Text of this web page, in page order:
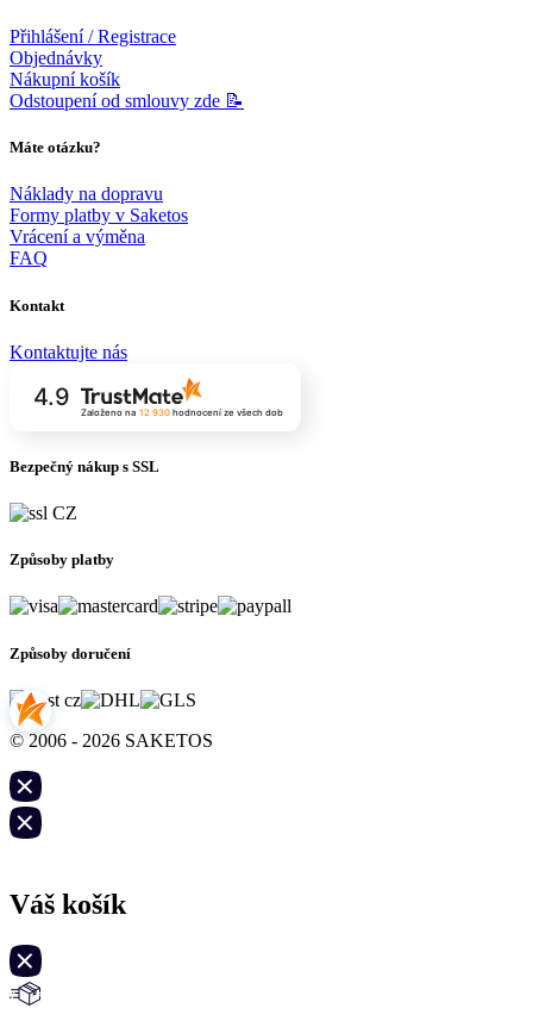
Přihlášení / Registrace
Objednávky
Nákupní košík
Odstoupení od smlouvy zde 📝
Máte otázku?
Náklady na dopravu
Formy platby v Saketos
Vrácení a výměna
FAQ
Kontakt
Kontaktujte nás
4.9
Založeno na 12 930hodnocení ze všech dob
Bezpečný nákup s SSL
Způsoby platby
Způsoby doručení
© 2006 - 2026 SAKETOS
Váš košík